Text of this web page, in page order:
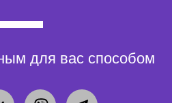
для вас способом